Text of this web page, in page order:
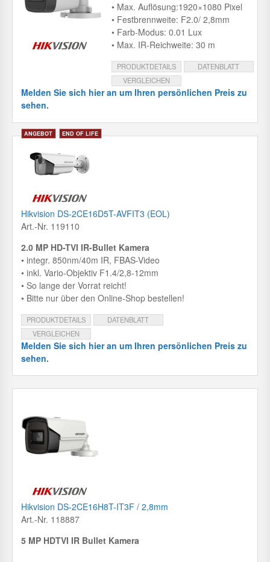
• Max. Auflösung:1920×1080 Pixel
• Festbrennweite: F2.0/ 2,8mm
• Farb-Modus: 0.01 Lux
• Max. IR-Reichweite: 30 m
PRODUKTDETAILS
DATENBLATT
VERGLEICHEN
Melden Sie sich hier an um Ihren persönlichen Preis zu
sehen.
Hikvision DS-2CE16D5T-AVFIT3 (EOL)
Art.-Nr. 119110
2.0 MP HD-TVI IR-Bullet Kamera
• integr. 850nm/40m IR, FBAS-Video
• inkl. Vario-Objektiv F1.4/2,8-12mm
• So lange der Vorrat reicht!
• Bitte nur über den Online-Shop bestellen!
PRODUKTDETAILS
DATENBLATT
VERGLEICHEN
Melden Sie sich hier an um Ihren persönlichen Preis zu
sehen.
Hikvision DS-2CE16H8T-IT3F / 2,8mm
Art.-Nr. 118887
5 MP HDTVI IR Bullet Kamera